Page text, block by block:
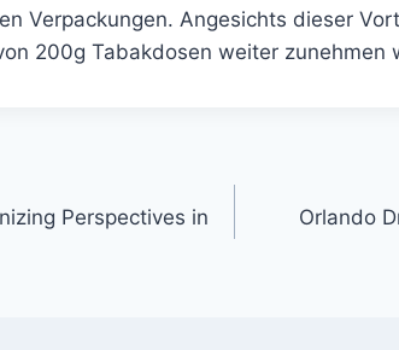
Verpackungen. Angesichts dieser
200g Tabakdosen weiter zunehmen
Perspectives in
Orlando